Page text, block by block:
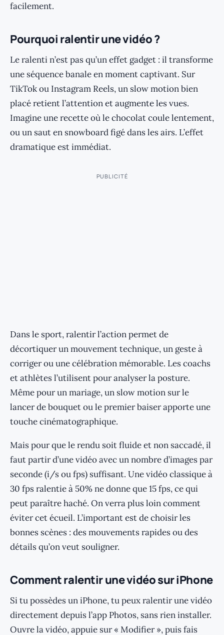
facilement.
Pourquoi ralentir une vidéo ?
Le ralenti n’est pas qu’un effet gadget : il transforme
une séquence banale en moment captivant. Sur
TikTok ou Instagram Reels, un slow motion bien
placé retient l’attention et augmente les vues.
Imagine une recette où le chocolat coule lentement,
ou un saut en snowboard figé dans les airs. L’effet
dramatique est immédiat.
PUBLICITÉ
Dans le sport, ralentir l’action permet de
décortiquer un mouvement technique, un geste à
corriger ou une célébration mémorable. Les coachs
et athlètes l’utilisent pour analyser la posture.
Même pour un mariage, un slow motion sur le
lancer de bouquet ou le premier baiser apporte une
touche cinématographique.
Mais pour que le rendu soit fluide et non saccadé, il
faut partir d’une vidéo avec un nombre d’images par
seconde (i/s ou fps) suffisant. Une vidéo classique à
30 fps ralentie à 50% ne donne que 15 fps, ce qui
peut paraître haché. On verra plus loin comment
éviter cet écueil. L’important est de choisir les
bonnes scènes : des mouvements rapides ou des
détails qu’on veut souligner.
Comment ralentir une vidéo sur iPhone
Si tu possèdes un iPhone, tu peux ralentir une vidéo
directement depuis l’app Photos, sans rien installer.
Ouvre la vidéo, appuie sur « Modifier », puis fais